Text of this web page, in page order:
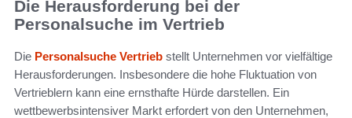
Die Herausforderung bei der
Personalsuche im Vertrieb
Die Personalsuche Vertrieb stellt Unternehmen vor vielfältige
Herausforderungen. Insbesondere die hohe Fluktuation von
Vertrieblern kann eine ernsthafte Hürde darstellen. Ein
wettbewerbsintensiver Markt erfordert von den Unternehmen,